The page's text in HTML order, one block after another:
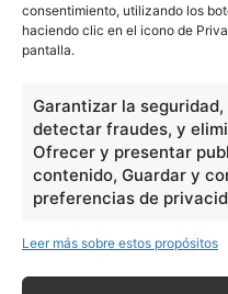
consentimiento, utilizando los
haciendo clic en el icono de
pantalla.
Garantizar la
detectar fraudes, y
Ofrecer y presentar
contenido, Guardar y
preferencias de
Leer más sobre estos propósitos